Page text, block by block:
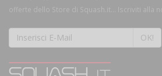
offerte dello Store di Squash.it... Iscriviti alla
OK!